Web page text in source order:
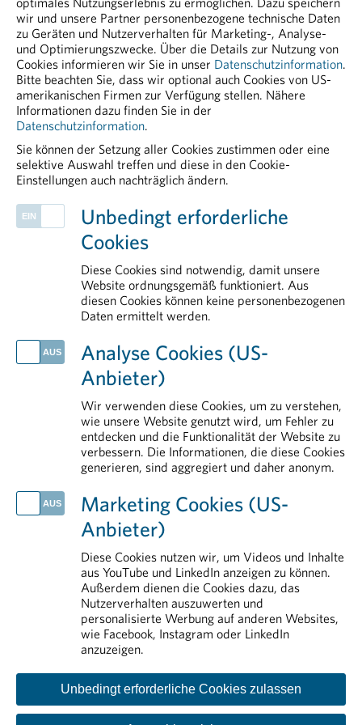
einen zentralen Stellenwert in der Gesellschaft
zukommen zu lassen. Dies zeichne ihn laut Munte auch
in seiner jetzigen Funktion als Vertreter der
pharmazeutischen Industrie aus.
Herstellung & Qualitätssicherung
Pharmakovigilanz
Patient Advocacy
Arzneimittelversorgung
Politik
Großeinsatz gegen gefälschte Arzneimittel
Life Sciences in Österreich: Der Standort braucht Rückenwind
IM DETAIL
Aus- und Weiterbildung
Arzneimittelmarkt
Transparenz
Erstattung von Arzneimitteln
Pharmareferenten
Fach- und Führungskräfte der
Industrie.
Der zweitägige englischsprachige
Kurs„Foundations of Drug Safety
and Pharmacovigilance“
einen praxisnahen Einstieg in die
Arzneimittelsicherheit und
Pharmakovigilanz – ideal für
angrenzenden Funktionen.
>> Details und Anmeldung:
Foundations of Drug Safety and
Pharmacovigilance
wir und unsere Partner personenbezogene technische Daten
zu Geräten und Nutzerverhalten für Marketing-, Analyse-
und Optimierungszwecke. Über die Details zur Nutzung von
Cookies informieren wir Sie in unser Datenschutzinformation.
Bitte beachten Sie, dass wir optional auch Cookies von US-
amerikanischen Firmen zur Verfügung stellen. Nähere
Informationen dazu finden Sie in der
Datenschutzinformation.
Sie können der Setzung aller Cookies zustimmen oder eine
selektive Auswahl treffen und diese in den Cookie-
Einstellungen auch nachträglich ändern.
Unbedingt erforderliche
Cookies
Diese Cookies sind notwendig, damit unsere
Website ordnungsgemäß funktioniert. Aus
diesen Cookies können keine personenbezogenen
Daten ermittelt werden.
Analyse Cookies (US-
Anbieter)
Wir verwenden diese Cookies, um zu verstehen,
wie unsere Website genutzt wird, um Fehler zu
entdecken und die Funktionalität der Website zu
verbessern. Die Informationen, die diese Cookies
generieren, sind aggregiert und daher anonym.
Marketing Cookies (US-
Anbieter)
Diese Cookies nutzen wir, um Videos und Inhalte
aus YouTube und LinkedIn anzeigen zu können.
Außerdem dienen die Cookies dazu, das
Nutzerverhalten auszuwerten und
personalisierte Werbung auf anderen Websites,
wie Facebook, Instagram oder LinkedIn
anzuzeigen.
Unbedingt erforderliche Cookies zulassen